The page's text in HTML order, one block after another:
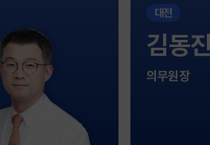
대전
김동
의무원장